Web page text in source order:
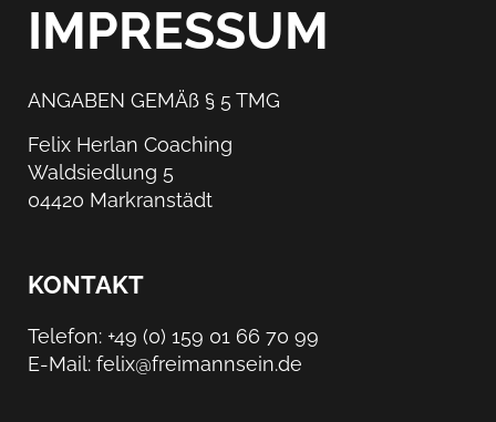
IMPRESSUM
ANGABEN GEMÄß § 5 TMG
Felix Herlan Coaching
Waldsiedlung 5
04420 Markranstädt
KONTAKT
Telefon: +49 (0) 159 01 66 70 99
E-Mail: felix@freimannsein.de